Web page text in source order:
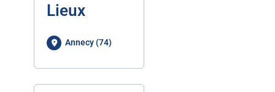
Lieux
Annecy (74)